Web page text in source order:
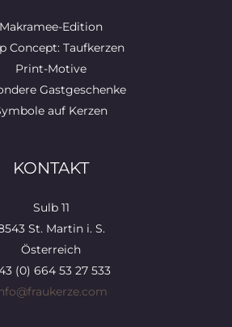
Makramee-Edition
Concept: Taufkerzen
Print-Motive
Gastgeschenke
auf Kerzen
KONTAKT
Sulb 11
St. Martin i. S.
Österreich
(0) 664 53 27 533